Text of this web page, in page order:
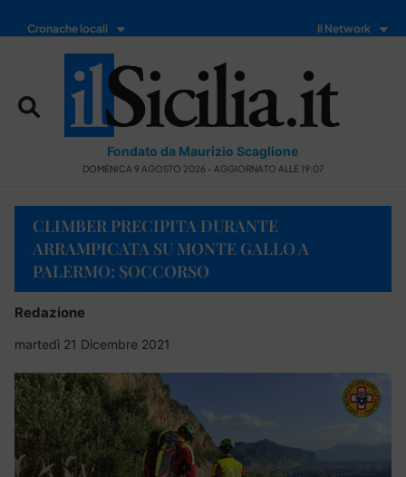
Cronache locali Il Network
Fondato da Maurizio Scaglione
DOMENICA 9 AGOSTO 2026 - AGGIORNATO ALLE 19:07
CLIMBER PRECIPITA DURANTE
ARRAMPICATA SU MONTE GALLO A
PALERMO: SOCCORSO
Redazione
martedì 21 Dicembre 2021